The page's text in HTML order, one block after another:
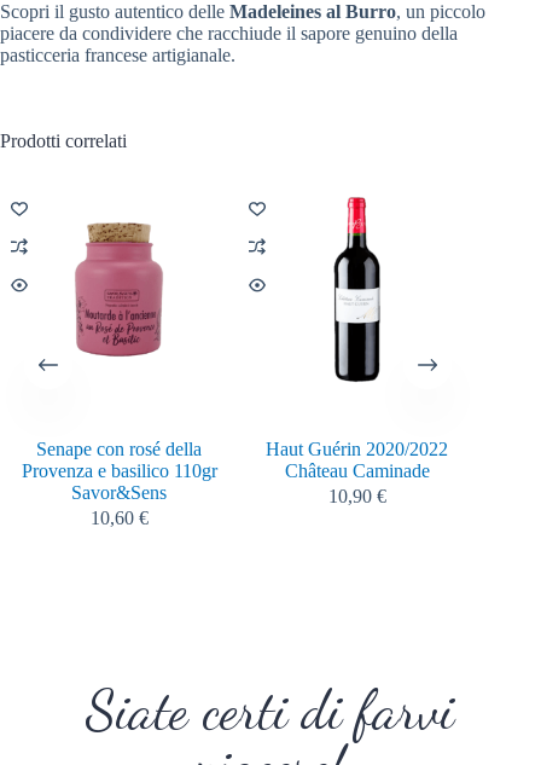
Scopri il gusto autentico delle Madeleines al Burro, un piccolo
piacere da condividere che racchiude il sapore genuino della
pasticceria francese artigianale.
Prodotti correlati
Senape con rosé della
Provenza e basilico 110gr
Savor&Sens
10,60 €
Haut Guérin 2020/2022
Château Caminade
10,90 €
Siate certi di farvi